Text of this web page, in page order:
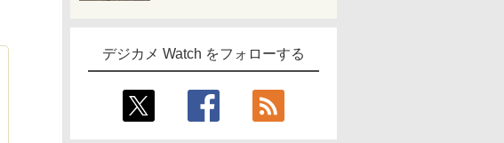
デジカメ Watch をフォローする